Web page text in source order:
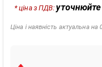
* ціна з ПДВ:уточнюйте
Ціна і наявність актуальна на